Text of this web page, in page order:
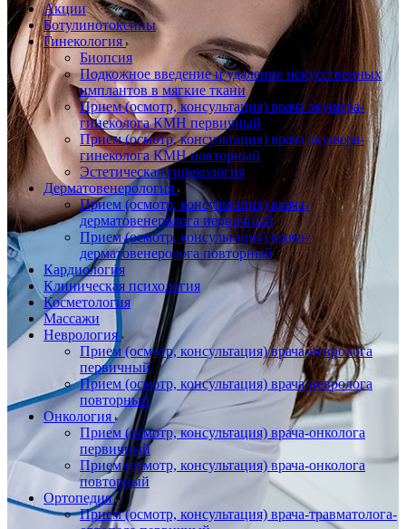
Акции
Ботулинотоксины
Гинекология
Биопсия
Подкожное введение и удаление искусственных
имплантов в мягкие ткани
Прием (осмотр, консультация) врача акушера-
гинеколога КМН первичный
Прием (осмотр, консультация) врача акушера-
гинеколога КМН повторный
Эстетическая гинекология
Дерматовенерология
Прием (осмотр, консультация) врача-
дерматовенеролога первичный
Прием (осмотр, консультация) врача-
дерматовенеролога повторный
Кардиология
Клиническая психология
Косметология
Массажи
Неврология
Прием (осмотр, консультация) врача-невролога
первичный
Прием (осмотр, консультация) врача-невролога
повторный
Онкология
Прием (осмотр, консультация) врача-онколога
первичный
Прием (осмотр, консультация) врача-онколога
повторный
Ортопедия
Прием (осмотр, консультация) врача-травматолога-